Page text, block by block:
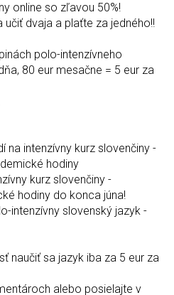
online so zľavou 50%!
dvaja a plaťte za jedného!!
polo-intenzívneho
80 eur mesačne = 5 eur za
na intenzívny kurz slovenčiny -
hodiny
kurz slovenčiny -
hodiny do konca júna!
intenzívny slovenský jazyk -
naučiť sa jazyk iba za 5 eur za
alebo posielajte v